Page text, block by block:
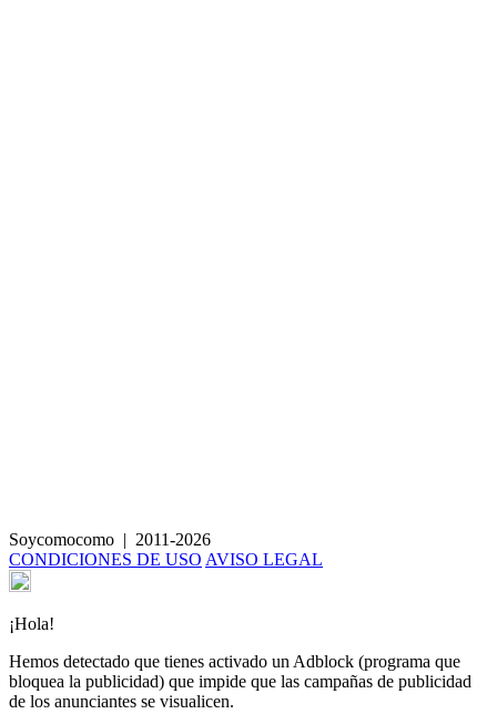
Soycomocomo | 2011-2026
CONDICIONES DE USO AVISO LEGAL
¡Hola!
Hemos detectado que tienes activado un Adblock (programa que
bloquea la publicidad) que impide que las campañas de publicidad
de los anunciantes se visualicen.